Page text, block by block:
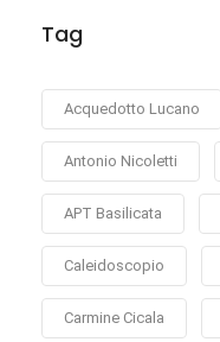
Tag
Acquedotto Lucano
Antonio Nicoletti
APT Basilicata
Caleidoscopio
Carmine Cicala